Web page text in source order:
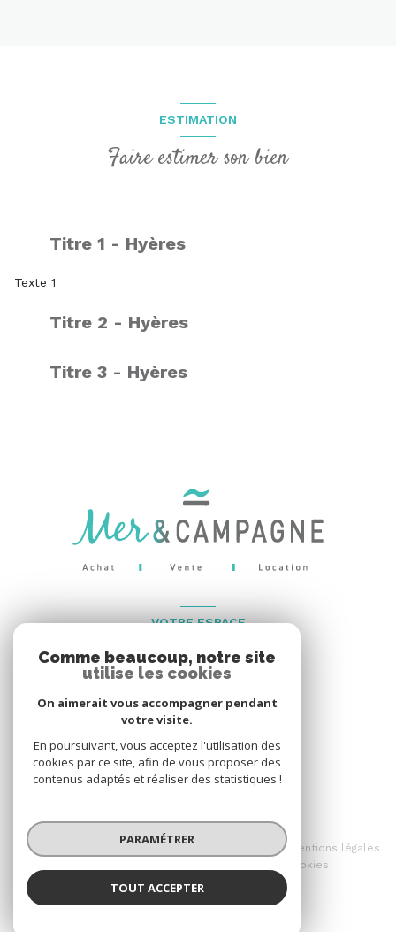
ESTIMATION
Faire estimer son bien
Titre 1 - Hyères
Texte 1
Titre 2 - Hyères
Titre 3 - Hyères
VOTRE ESPACE
Espace propriétaire
SE CONNECTER
© 2026 | Tous droits réservés
Mentions légales
Cookies
Comme beaucoup, notre site
utilise les cookies
On aimerait vous accompagner pendant
votre visite.
En poursuivant, vous acceptez l'utilisation des
cookies par ce site, afin de vous proposer des
contenus adaptés et réaliser des statistiques !
PARAMÉTRER
TOUT ACCEPTER